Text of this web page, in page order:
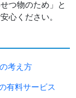
つ物のため」と
心ください。
考え方
有料サービス